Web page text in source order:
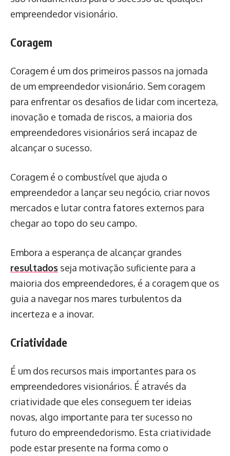
empreendedor visionário.
Coragem
Coragem é um dos primeiros passos na jornada
de um empreendedor visionário. Sem coragem
para enfrentar os desafios de lidar com incerteza,
inovação e tomada de riscos, a maioria dos
empreendedores visionários será incapaz de
alcançar o sucesso.
Coragem é o combustível que ajuda o
empreendedor a lançar seu negócio, criar novos
mercados e lutar contra fatores externos para
chegar ao topo do seu campo.
Embora a esperança de alcançar grandes
resultados seja motivação suficiente para a
maioria dos empreendedores, é a coragem que os
guia a navegar nos mares turbulentos da
incerteza e a inovar.
Criatividade
É um dos recursos mais importantes para os
empreendedores visionários. É através da
criatividade que eles conseguem ter ideias
novas, algo importante para ter sucesso no
futuro do empreendedorismo. Esta criatividade
pode estar presente na forma como o